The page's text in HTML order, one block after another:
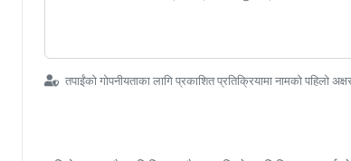
तपाईंको गोपनीयताका लागि प्रकाशित प्रतिक्रियामा नामको पहिलो